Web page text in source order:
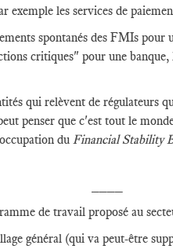
exemple les services de
spontanés des FMIs
critiques" pour une
qui relèvent de régulateurs
penser que c'est tout le
du Financial Stability
de travail proposé au
général (qui va peut-être